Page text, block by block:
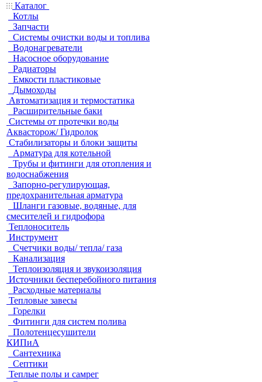
Каталог
Котлы
Запчасти
Системы очистки воды и топлива
Водонагреватели
Насосное оборудование
Радиаторы
Емкости пластиковые
Дымоходы
Автоматизация и термостатика
Расширительные баки
Системы от протечки воды
Аквасторож/ Гидролок
Стабилизаторы и блоки защиты
Арматура для котельной
Трубы и фитинги для отопления и
водоснабжения
Запорно-регулирующая,
предохранительная арматура
Шланги газовые, водяные, для
смесителей и гидрофора
Теплоноситель
Инструмент
Счетчики воды/ тепла/ газа
Канализация
Теплоизоляция и звукоизоляция
Источники бесперебойного питания
Расходные материалы
Тепловые завесы
Горелки
Фитинги для систем полива
Полотенцесушители
КИПиА
Сантехника
Септики
Теплые полы и самрег